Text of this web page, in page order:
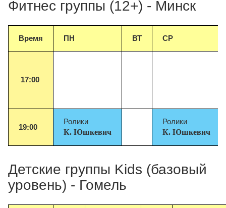
Фитнес группы (12+) - Минск
Время ПН ВТ СР
17:00
19:00
Ролики
К. Юшкевич
Ролики
К. Юшкевич
Детские группы Kids (базовый
уровень) - Гомель